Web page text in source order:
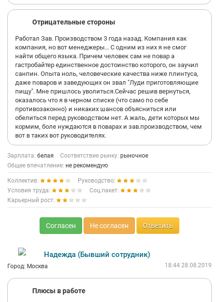
Отрицательные стороны
Работал Зав. Производством 3 года назад. Компания как
компания, но вот менеджеры... С одним из них я не смог
найти общего языка. Причем человек сам не повар а
гастробайтер единственное достоинство которого, он заучил
санпин. Опыта ноль, человеческие качества ниже плинтуса,
даже поваров и заведующих он звал "Луди приготовляющие
пищу". Мне пришлось уволиться.Сейчас решив вернуться,
оказалось что я в черном списке (что само по себе
противозаконно) и никаких шансов объясниться или
обелиться перед руководством нет. А жаль, дети которых мы
кормим, боле нуждаются в поварах и зав.производством, чем
вот в таких вот руководителях.
Зарплата: белая Соответствие рынку: рыночное
Общее впечатление: не рекомендую
Коллектив:
Руководство:
Условия труда:
Соц.пакет:
Карьерный рост:
Согласен Не согласен Ответить
Надежда (Бывший сотрудник)
Город: Москва 18:44 28.08.2019
Плюсы в работе